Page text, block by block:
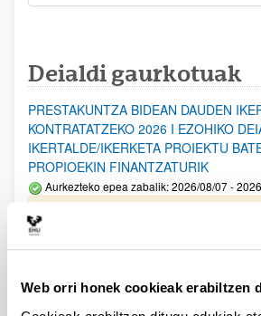
Web orri honek cookieak erabiltzen
Deialdi gaurkotuak
PRESTAKUNTZA BIDEAN DAUDEN
KONTRATATZEKO 2026 I EZOHIKO
IKERTALDE/IKERKETA PROIEKTU
PROPIOEKIN FINANTZATURIK
Aurkezteko epea zabalik: 2026/08/07 -
Izapide irekia